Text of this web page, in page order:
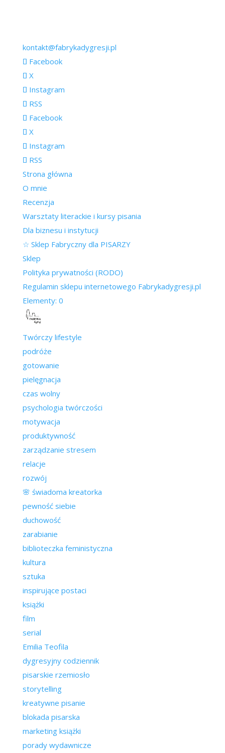
kontakt@fabrykadygresji.pl
Facebook
X
Instagram
RSS
Facebook
X
Instagram
RSS
Strona główna
O mnie
Recenzja
Warsztaty literackie i kursy pisania
Dla biznesu i instytucji
☆ Sklep Fabryczny dla PISARZY
Sklep
Polityka prywatności (RODO)
Regulamin sklepu internetowego Fabrykadygresji.pl
Elementy: 0
Twórczy lifestyle
podróże
gotowanie
pielęgnacja
czas wolny
psychologia twórczości
motywacja
produktywność
zarządzanie stresem
relacje
rozwój
🌸 świadoma kreatorka
pewność siebie
duchowość
zarabianie
biblioteczka feministyczna
kultura
sztuka
inspirujące postaci
książki
film
serial
Emilia Teofila
dygresyjny codziennik
pisarskie rzemiosło
storytelling
kreatywne pisanie
blokada pisarska
marketing książki
porady wydawnicze